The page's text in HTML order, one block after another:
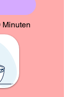
Minuten